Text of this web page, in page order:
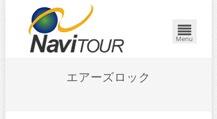
Menu
エアーズロック